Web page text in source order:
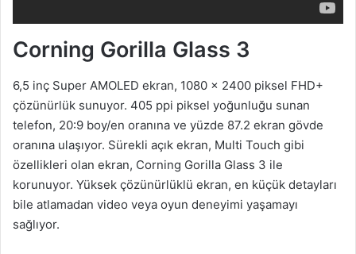
Corning Gorilla Glass 3
6,5 inç Super AMOLED ekran, 1080 x 2400 piksel FHD+
çözünürlük sunuyor. 405 ppi piksel yoğunluğu sunan
telefon, 20:9 boy/en oranına ve yüzde 87.2 ekran gövde
oranına ulaşıyor. Sürekli açık ekran, Multi Touch gibi
özellikleri olan ekran, Corning Gorilla Glass 3 ile
korunuyor. Yüksek çözünürlüklü ekran, en küçük detayları
bile atlamadan video veya oyun deneyimi yaşamayı
sağlıyor.